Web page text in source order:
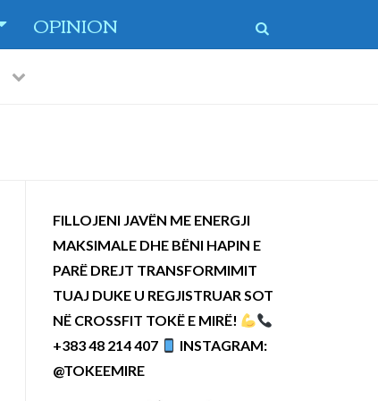
OPINION
PreviousNext
FILLOJENI JAVËN ME ENERGJI
MAKSIMALE DHE BËNI HAPIN E
PARË DREJT TRANSFORMIMIT
TUAJ DUKE U REGJISTRUAR SOT
NË CROSSFIT TOKË E MIRË!
+383 48 214 407
INSTAGRAM:
@TOKEEMIRE